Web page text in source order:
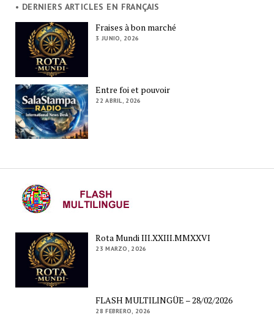
• DERNIERS ARTICLES EN FRANÇAIS
Fraises à bon marché
3 JUNIO, 2026
Entre foi et pouvoir
22 ABRIL, 2026
Rota Mundi III.XXIII.MMXXVI
23 MARZO, 2026
FLASH MULTILINGÜE – 28/02/2026
28 FEBRERO, 2026